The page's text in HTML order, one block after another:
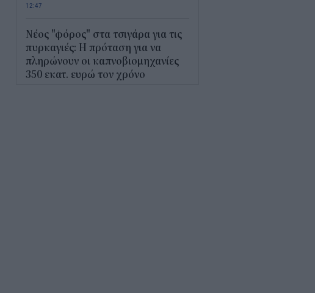
12:47
Νέος "φόρος" στα τσιγάρα για τις
πυρκαγιές: Η πρόταση για να
πληρώνουν οι καπνοβιομηχανίες
350 εκατ. ευρώ τον χρόνο